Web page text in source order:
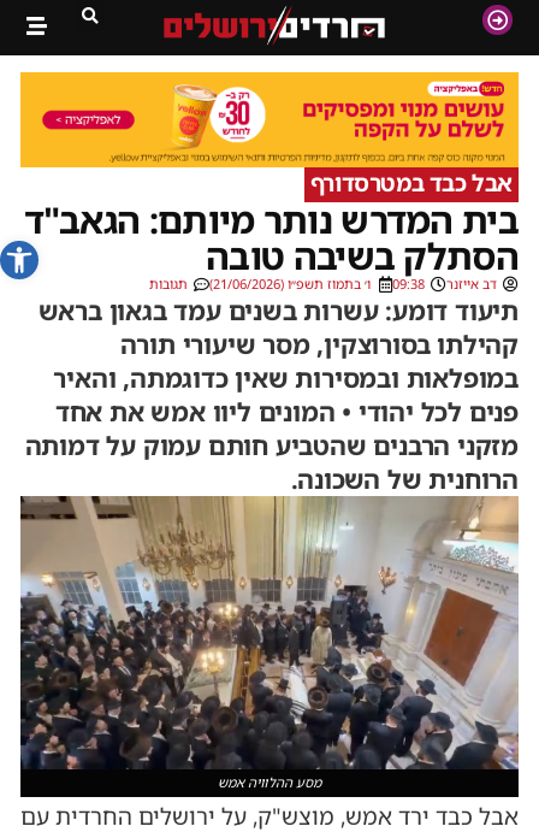
פתח
אבל כבד במטרסדורף
בית המדרש נותר מיותם: הגאב"ד
הסתלק בשיבה טובה
דב אייזנר 09:38 ו׳ בתמוז תשפ״ו (21/06/2026) תגובות
תיעוד דומע: עשרות בשנים עמד בגאון בראש
קהילתו בסורוצקין, מסר שיעורי תורה
במופלאות ובמסירות שאין כדוגמתה, והאיר
פנים לכל יהודי • המונים ליוו אמש את אחד
מזקני הרבנים שהטביע חותם עמוק על דמותה
הרוחנית של השכונה.
מסע ההלוויה אמש
אבל כבד ירד אמש, מוצש"ק, על ירושלים החרדית עם